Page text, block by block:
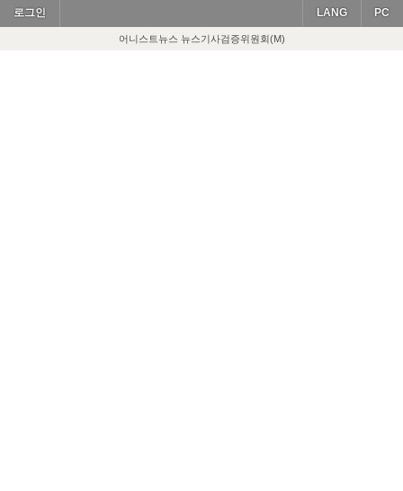
로그인 PC
LANG
어니스트뉴스 뉴스기사검증위원회(M)